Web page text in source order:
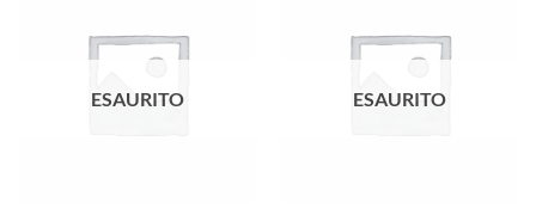
ESAURITO ESAURITO